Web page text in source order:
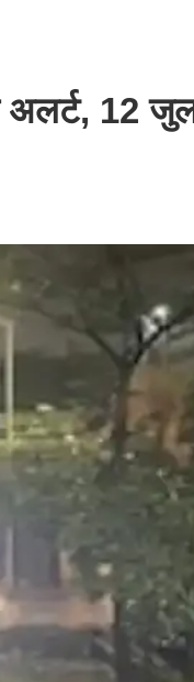
अलर्ट, 12